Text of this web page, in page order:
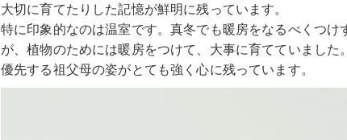
大切に育てたりした記憶が鮮明に残っています。
特に印象的なのは温室です。真冬でも暖房をなるべくつけ
が、植物のためには暖房をつけて、大事に育てていました
優先する祖父母の姿がとても強く心に残っています。